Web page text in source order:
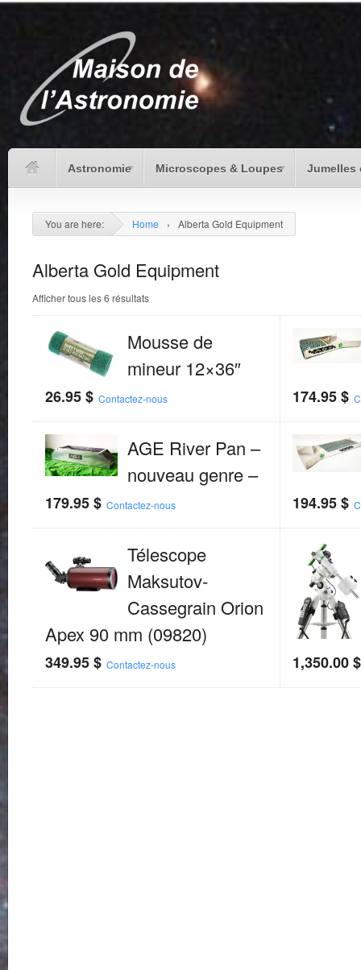
Astronomie Microscopes & Loupes Jumelles
You are here: Home › Alberta Gold Equipment
Alberta Gold Equipment
Afficher tous les 6 résultats
Mousse de
mineur 12×36″
26.95$ Contactez-nous 174.95$
AGE River Pan –
nouveau genre –
179.95$ Contactez-nous 194.95$
Télescope
Maksutov-
Cassegrain Orion
Apex 90 mm (09820)
349.95$ Contactez-nous 1,350.00$